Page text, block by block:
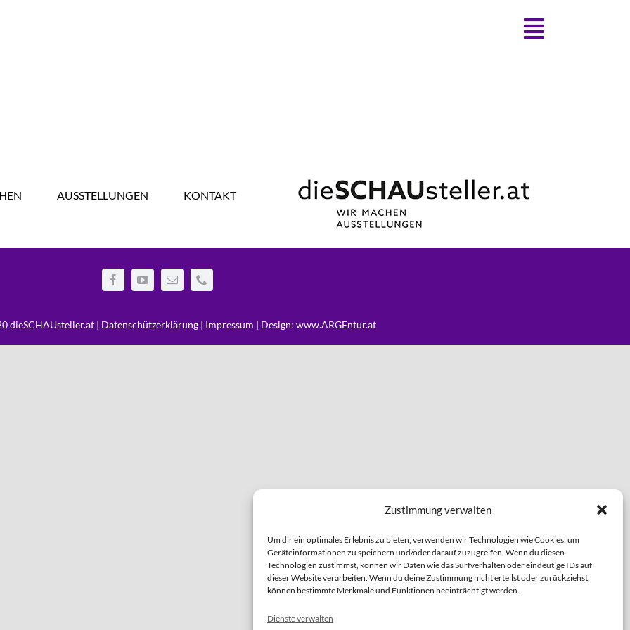
Zustimmung verwalten
Um dir ein optimales Erlebnis zu bieten, verwenden wir Technologien wie Cookies, um
Geräteinformationen zu speichern und/oder darauf zuzugreifen. Wenn du diesen
Technologien zustimmst, können wir Daten wie das Surfverhalten oder eindeutige IDs auf
dieser Website verarbeiten. Wenn du deine Zustimmung nicht erteilst oder zurückziehst,
können bestimmte Merkmale und Funktionen beeinträchtigt werden.
Dienste verwalten
AUSSTELLUNGEN KONTAKT
dieSCHAUsteller.at | Datenschützerklärung | Impressum | Design: www.ARGEntur.at